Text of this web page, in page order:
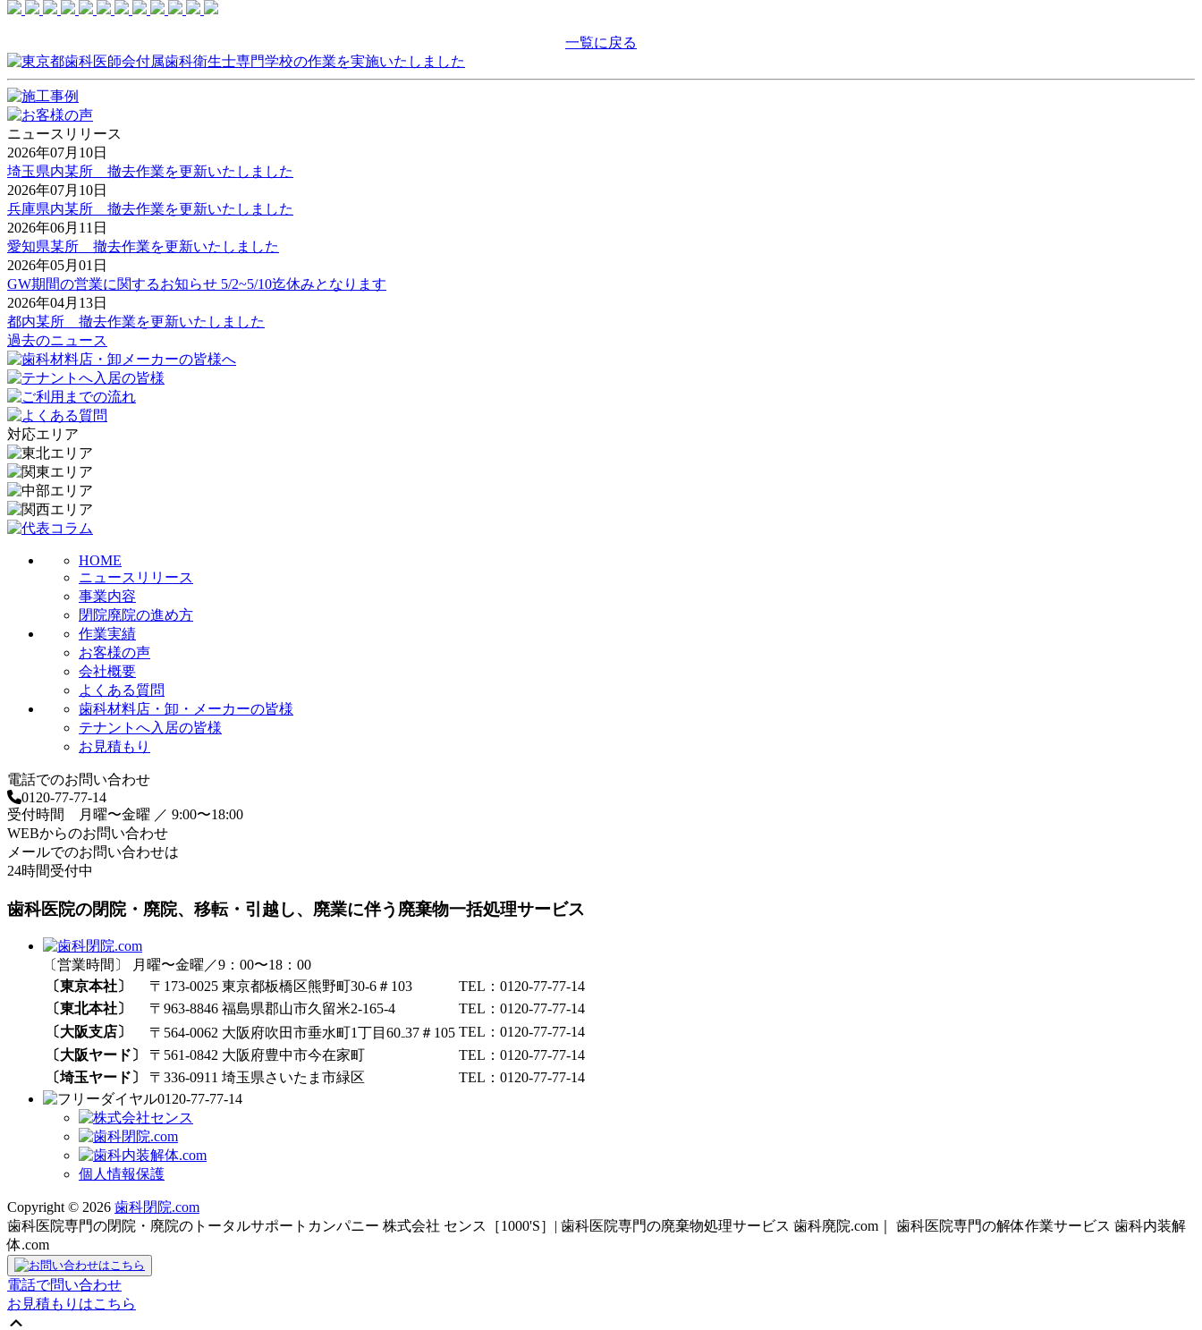
一覧に戻る
ニュースリリース
2026年07月10日
埼玉県内某所 撤去作業を更新いたしました
2026年07月10日
兵庫県内某所 撤去作業を更新いたしました
2026年06月11日
愛知県某所 撤去作業を更新いたしました
2026年05月01日
GW期間の営業に関するお知らせ 5/2~5/10迄休みとなります
2026年04月13日
都内某所 撤去作業を更新いたしました
過去のニュース
対応エリア
HOME
ニュースリリース
事業内容
閉院廃院の進め方
作業実績
お客様の声
会社概要
よくある質問
歯科材料店・卸・メーカーの皆様
テナントへ入居の皆様
お見積もり
電話でのお問い合わせ
0120-77-77-14
受付時間 月曜〜金曜 ／ 9:00〜18:00
WEBからのお問い合わせ
メールでのお問い合わせは
24時間受付中
歯科医院の閉院・廃院、移転・引越し、廃業に伴う廃棄物一括処理サービス
〔営業時間〕 月曜〜金曜／9：00〜18：00
〔東京本社〕
〒173-0025 東京都板橋区熊野町30-6＃103
TEL：0120-77-77-14
〔東北本社〕
〒963-8846 福島県郡山市久留米2-165-4
TEL：0120-77-77-14
〔大阪支店〕
〒564-0062 大阪府吹田市垂水町1丁目60₋37＃105 TEL：0120-77-77-14
〔大阪ヤード〕
〒561-0842 大阪府豊中市今在家町
TEL：0120-77-77-14
〔埼玉ヤード〕
〒336-0911 埼玉県さいたま市緑区
TEL：0120-77-77-14
0120-77-77-14
個人情報保護
Copyright © 2026 歯科閉院.com
歯科医院専門の閉院・廃院のトータルサポートカンパニー 株式会社 センス［1000'S］| 歯科医院専門の廃棄物処理サービス 歯科廃院.com｜ 歯科医院専門の解体作業サービス 歯科内装解
体.com
電話で問い合わせ
お見積もりはこちら